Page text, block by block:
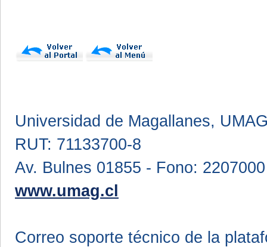
Universidad de Magallanes,
RUT: 71133700-8
Av. Bulnes 01855 - Fono: 2207000
www.umag.cl
Correo soporte técnico de la